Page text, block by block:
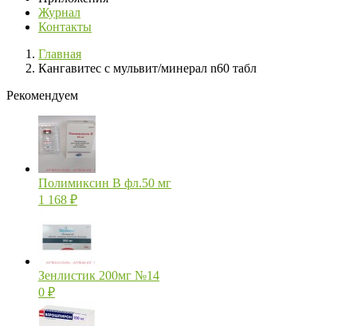
Журнал
Контакты
Главная
Кангавитес с мульвит/минерал n60 табл
Рекомендуем
Полимиксин В фл.50 мг
1 168 ₽
Зенлистик 200мг №14
0 ₽